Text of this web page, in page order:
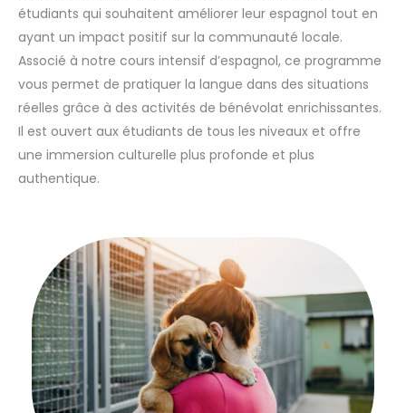
étudiants qui souhaitent améliorer leur espagnol tout en
ayant un impact positif sur la communauté locale.
Associé à notre cours intensif d’espagnol, ce programme
vous permet de pratiquer la langue dans des situations
réelles grâce à des activités de bénévolat enrichissantes.
Il est ouvert aux étudiants de tous les niveaux et offre
une immersion culturelle plus profonde et plus
authentique.